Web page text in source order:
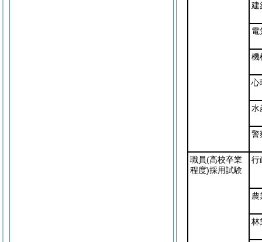
建
電
機
心
水
警
職員(高校卒業
程度)採用試験
行
農
林